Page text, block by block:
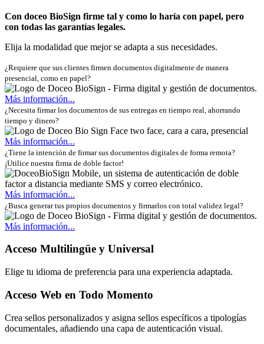
Con doceo BioSign firme tal y como lo haría con papel, pero
con todas las garantías legales.
Elija la modalidad que mejor se adapta a sus necesidades.
¿Requiere que sus clientes firmen documentos digitalmente de manera
presencial, como en papel?
Más información...
¿Necesita firmar los documentos de sus entregas en tiempo real, ahorrando
tiempo y dinero?
Más información...
¿Tiene la intención de firmar sus documentos digitales de forma remota?
¡Utilice nuestra firma de doble factor!
Más información...
¿Busca generar tus propios documentos y firmarlos con total validez legal?
Más información...
Acceso Multilingüe y Universal
Elige tu idioma de preferencia para una experiencia adaptada.
Acceso Web en Todo Momento
Crea sellos personalizados y asigna sellos específicos a tipologías
documentales, añadiendo una capa de autenticación visual.